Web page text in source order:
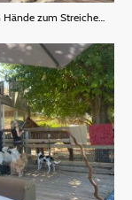
Sevi fehlen Hände zum Streicheln.